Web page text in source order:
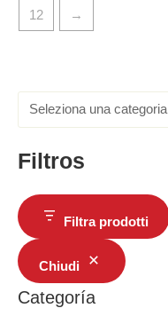
Filtros
Filtra prodotti
Chiudi
Categoría
12 →